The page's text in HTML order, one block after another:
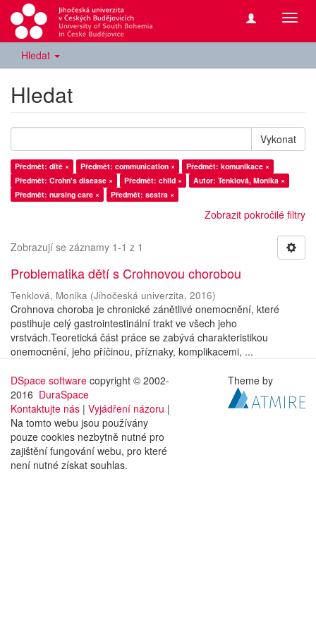
Hledat
Hledat
Vykonat
Předmět: dítě × Předmět: communication ×
Předmět: komunikace ×
Předmět: Crohn's disease ×
Předmět: child ×
Autor: Tenklová, Monika ×
Předmět: nursing care ×
Předmět: sestra ×
Zobrazit pokročilé filtry
Zobrazují se záznamy 1-1 z 1
Problematika dětí s Crohnovou chorobou
Tenklová, Monika (Jihočeská univerzita, 2016)
Crohnova choroba je chronické zánětlivé onemocnění, které
postihuje celý gastrointestinální trakt ve všech jeho
vrstvách.Teoretická část práce se zabývá charakteristikou
onemocnění, jeho příčinou, příznaky, komplikacemi, ...
DSpace software copyright © 2002-
2016 DuraSpace
Kontaktujte nás | Vyjádření názoru |
Na tomto webu jsou používány
pouze cookies nezbytně nutné pro
zajištění fungování webu, pro které
není nutné získat souhlas.
Theme by